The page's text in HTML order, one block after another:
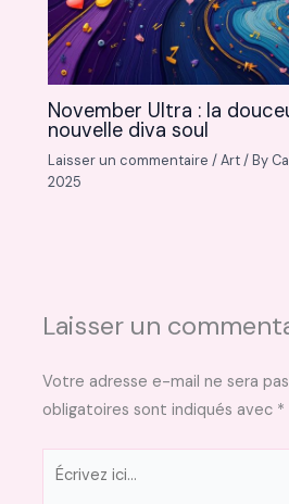
November Ultra : la
nouvelle diva soul
Laisser un commentaire /Art/ By
2025
Laisser un
Votre adresse e-mail ne sera
obligatoires sont indiqués avec *
Écrivez